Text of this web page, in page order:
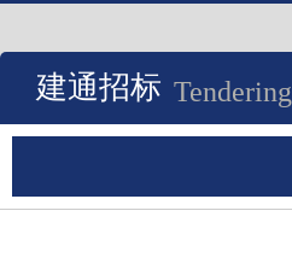
建通招标 Tendering